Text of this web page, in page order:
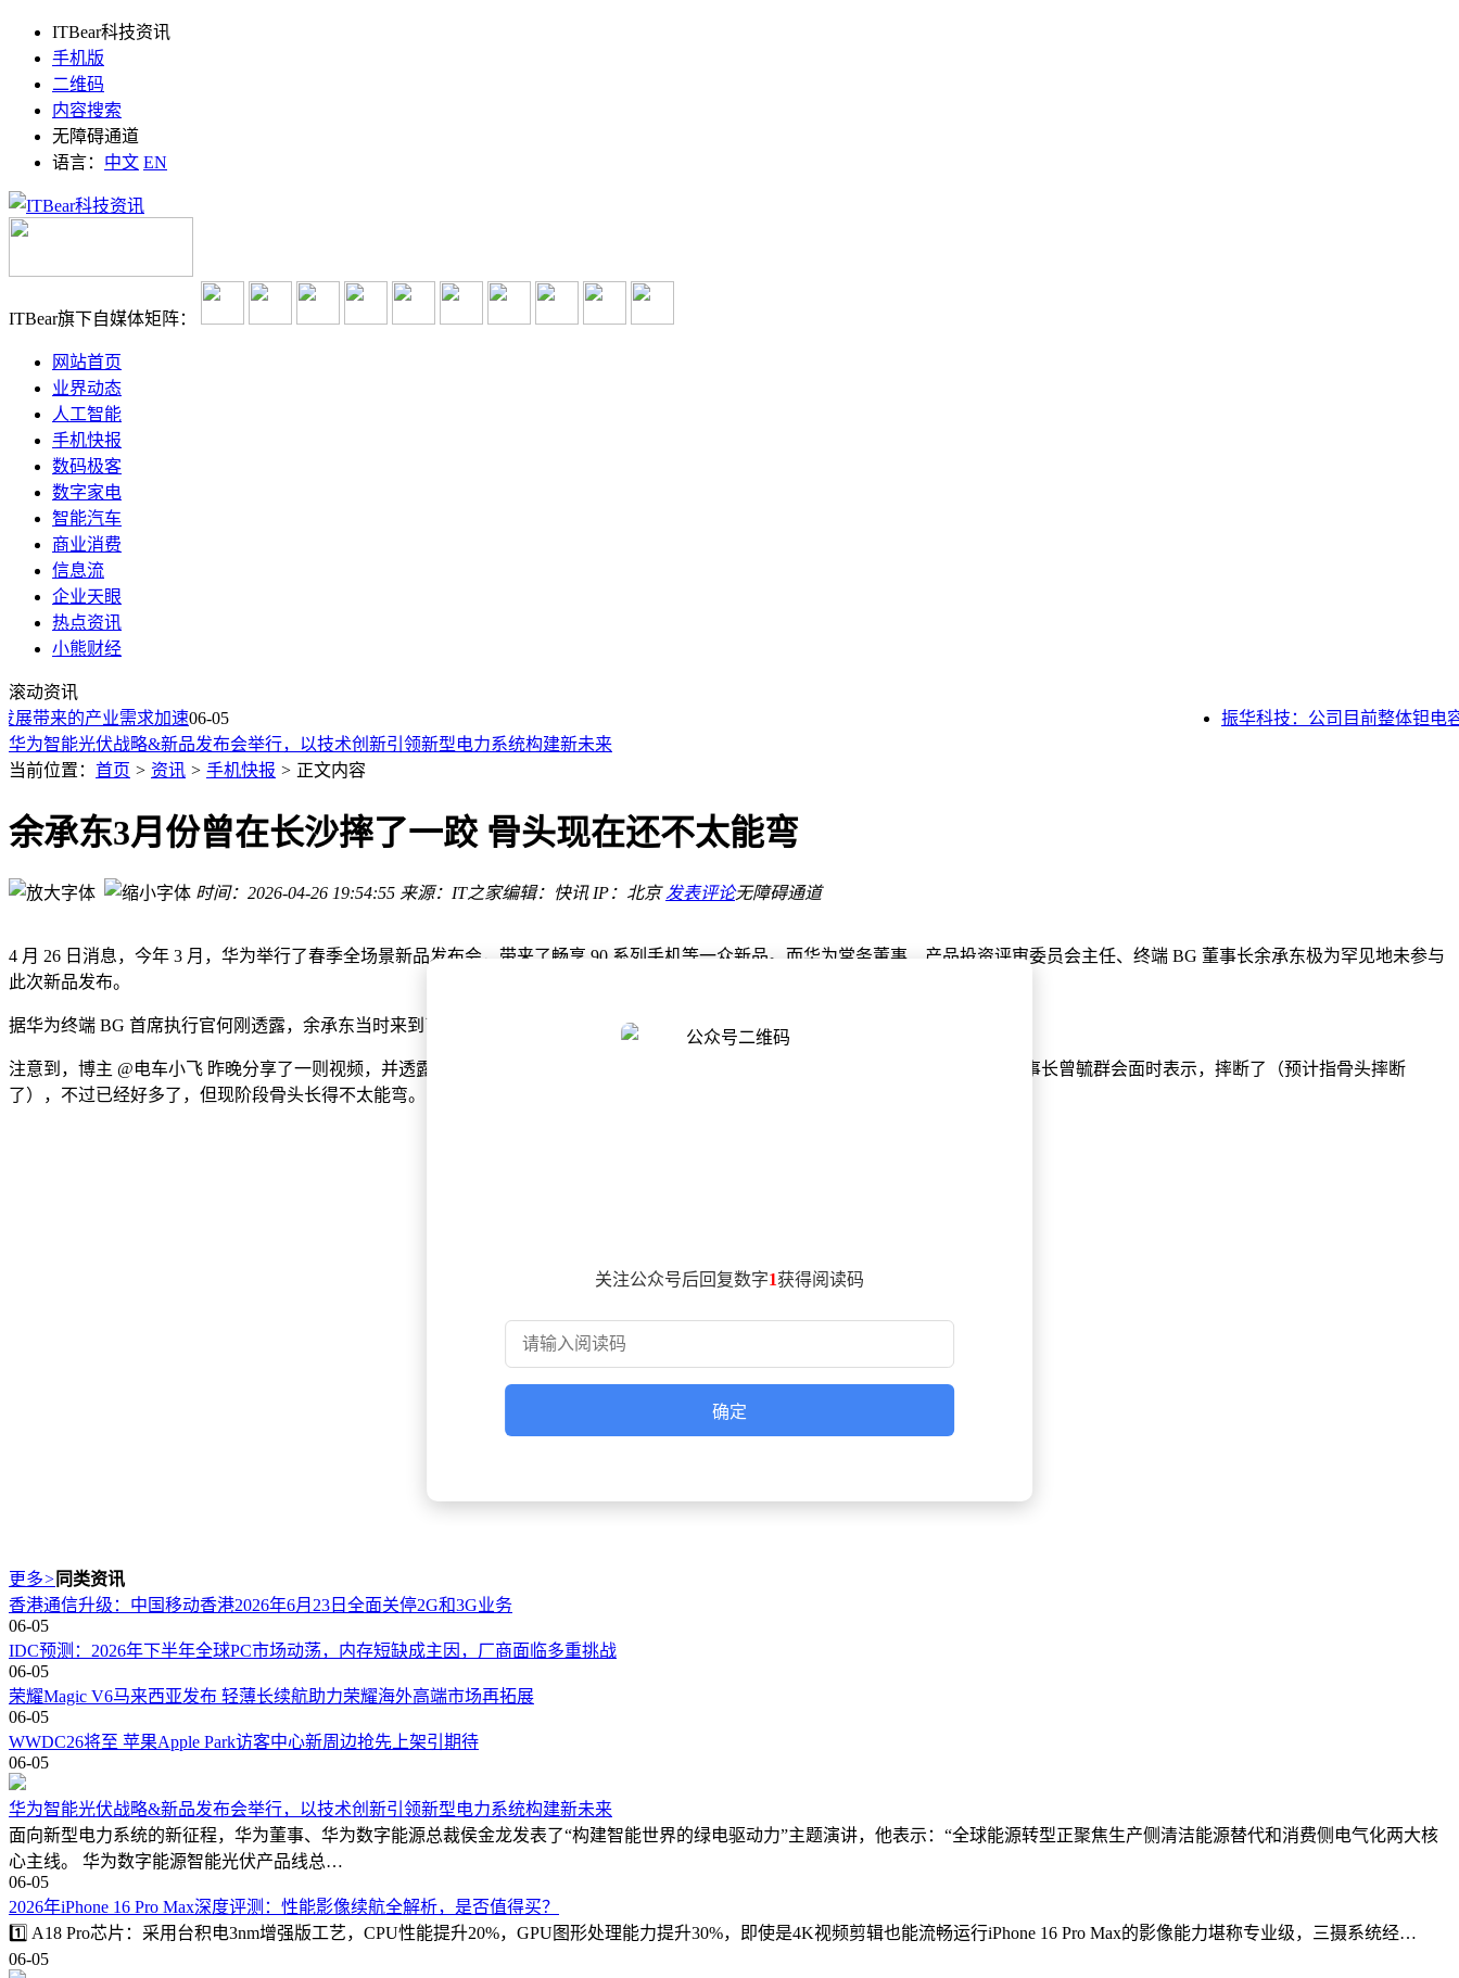
ITBear科技资讯
手机版
二维码
内容搜索
无障碍通道
语言： 中文 EN
ITBear旗下自媒体矩阵：
网站首页
业界动态
人工智能
手机快报
数码极客
数字家电
智能汽车
商业消费
信息流
企业天眼
热点资讯
小熊财经
滚动资讯
带来的产业需求加速06-05 振华科技：公司目前整体钽电容
荣耀Magic V6马来西亚发布 轻薄长续航助力荣耀海外高端市场再拓展
WWDC26将至 苹果Apple Park访客中心新周边抢先上架引期待
华为智能光伏战略&新品发布会举行，以技术创新引领新型电力系统构建新未来
2026年iPhone 16 Pro Max深度评测：性能影像续航全解析，是否值得买？
鸿蒙智行尊界S800新购车权益来袭 指定品牌他品增换购立减两万
改个日期iPhone多出20G！苹果：官方没这方法
英国工作室联手宾利打造纯电复古车：手工精制、85%复刻、限量独一份
鸿蒙智行5月车主报告：乾崑智驾里程飙升 智慧功能获高频使用与信任
荣耀Magic V6马来西亚发布 轻薄长续航助力荣耀海外高端市场再拓展
当前位置： 首页 > 资讯 > 手机快报 > 正文内容
余承东3月份曾在长沙摔了一跤 骨头现在还不太能弯
时间：2026-04-26 19:54:55 来源：IT之家编辑：快讯 IP：北京 发表评论无障碍通道
4 月 26 日消息，今年 3 月，华为举行了春季全场景新品发布会，带来了畅享 90 系列手机等一众新品。而华为常务董事、产品投资评审委员会主任、终端 BG 董事长余承东极为罕见地未参与
此次新品发布。
据华为终端 BG 首席执行官何刚透露，余承东当时来到了长沙，但是因为身体不适，所以没有来到现场。
注意到，博主 @电车小飞 昨晚分享了一则视频，并透露余承东当时在长沙摔了一跤，而且摔得还不轻。视频中，余承东与宁德时代董事长曾毓群会面时表示，摔断了（预计指骨头摔断
了），不过已经好多了，但现阶段骨头长得不太能弯。
关注公众号后回复数字1获得阅读码
确定
更多> 同类资讯
香港通信升级：中国移动香港2026年6月23日全面关停2G和3G业务
06-05
IDC预测：2026年下半年全球PC市场动荡，内存短缺成主因，厂商面临多重挑战
06-05
荣耀Magic V6马来西亚发布 轻薄长续航助力荣耀海外高端市场再拓展
06-05
WWDC26将至 苹果Apple Park访客中心新周边抢先上架引期待
06-05
华为智能光伏战略&新品发布会举行，以技术创新引领新型电力系统构建新未来
面向新型电力系统的新征程，华为董事、华为数字能源总裁侯金龙发表了“构建智能世界的绿电驱动力”主题演讲，他表示：“全球能源转型正聚焦生产侧清洁能源替代和消费侧电气化两大核
心主线。 华为数字能源智能光伏产品线总…
06-05
2026年iPhone 16 Pro Max深度评测：性能影像续航全解析，是否值得买？
1️⃣ A18 Pro芯片：采用台积电3nm增强版工艺，CPU性能提升20%，GPU图形处理能力提升30%，即使是4K视频剪辑也能流畅运行iPhone 16 Pro Max的影像能力堪称专业级，三摄系统经…
06-05